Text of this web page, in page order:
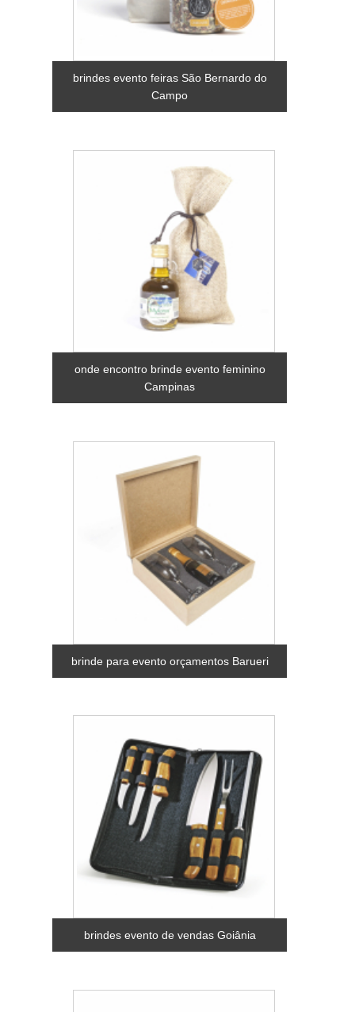
brindes evento feiras São Bernardo do
Campo
onde encontro brinde evento feminino
Campinas
brinde para evento orçamentos Barueri
brindes evento de vendas Goiânia